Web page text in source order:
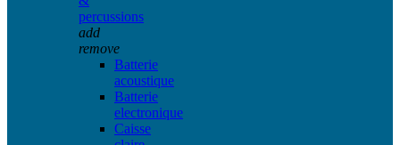
percussions
add
remove
Batterie
acoustique
Batterie
electronique
Caisse